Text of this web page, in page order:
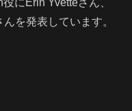
にErin Yvetteさん、
を発表しています。